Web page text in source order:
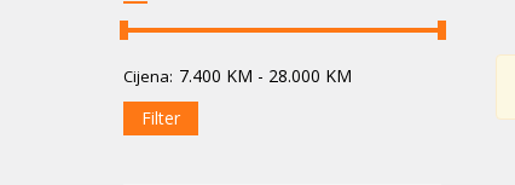
Cijena: 7.400 KM - 28.000 KM
Filter